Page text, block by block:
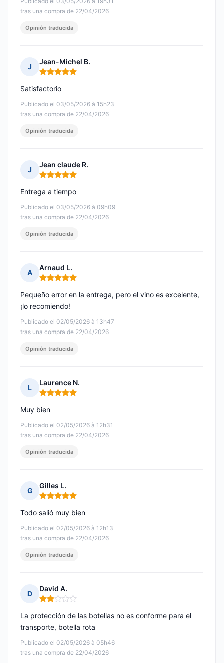
tras una compra de 22/04/2026
Opinión traducida
J
Jean-Michel B.
Nota: 5 de 5
Publicado el 03/05/2026 à 15h23
tras una compra de 22/04/2026
Satisfactorio
Opinión traducida
J
Jean claude R.
Nota: 5 de 5
Publicado el 03/05/2026 à 09h09
tras una compra de 22/04/2026
Entrega a tiempo
Opinión traducida
A
Arnaud L.
Nota: 5 de 5
Publicado el 02/05/2026 à 13h47
tras una compra de 22/04/2026
Pequeño error en la entrega, pero el vino es excelente,
¡lo recomiendo!
Opinión traducida
L
Laurence N.
Nota: 5 de 5
Publicado el 02/05/2026 à 12h31
tras una compra de 22/04/2026
Muy bien
Opinión traducida
G
Gilles L.
Nota: 5 de 5
Publicado el 02/05/2026 à 12h13
tras una compra de 22/04/2026
Todo salió muy bien
Opinión traducida
D
David A.
Nota: 2 de 5
Publicado el 02/05/2026 à 05h46
tras una compra de 22/04/2026
La protección de las botellas no es conforme para el
transporte, botella rota